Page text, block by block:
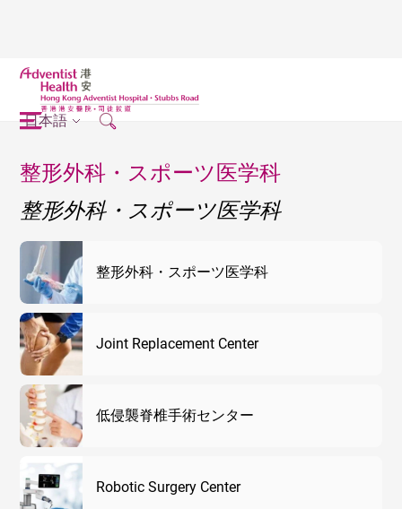
日本語
整形外科・スポーツ医学科
整形外科・スポーツ医学科
整形外科・スポーツ医学科
Joint Replacement Center
低侵襲脊椎手術センター
Robotic Surgery Center